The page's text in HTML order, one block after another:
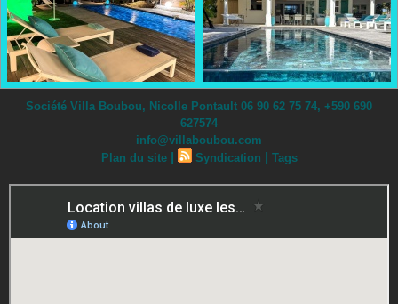
Société Villa Boubou, Nicolle Pontault 06 90 62 75 74, +590 690
627574
info@villaboubou.com
Plan du site | Syndication | Tags